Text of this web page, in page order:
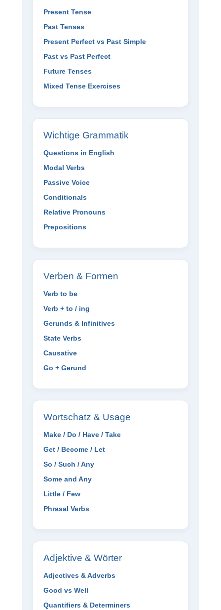
Present Tense
Past Tenses
Present Perfect vs Past Simple
Past vs Past Perfect
Future Tenses
Mixed Tense Exercises
Wichtige Grammatik
Questions in English
Modal Verbs
Passive Voice
Conditionals
Relative Pronouns
Prepositions
Verben & Formen
Verb to be
Verb + to / ing
Gerunds & Infinitives
State Verbs
Causative
Go + Gerund
Wortschatz & Usage
Make / Do / Have / Take
Get / Become / Let
So / Such / Any
Some and Any
Little / Few
Phrasal Verbs
Adjektive & Wörter
Adjectives & Adverbs
Good vs Well
Quantifiers & Determiners